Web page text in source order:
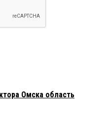
Омска область